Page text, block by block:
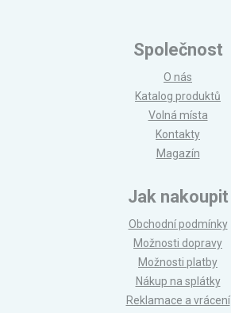
Společnost
O nás
Katalog produktů
Volná místa
Kontakty
Magazín
Jak nakoupit
Obchodní podmínky
Možnosti dopravy
Možnosti platby
Nákup na splátky
Reklamace a vrácení